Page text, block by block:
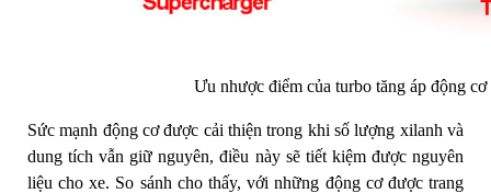
Ưu nhược điểm của turbo tăng áp động cơ
Sức mạnh động cơ được cải thiện trong khi số lượng xilanh và
dung tích vẫn giữ nguyên, điều này sẽ tiết kiệm được nguyên
liệu cho xe. So sánh cho thấy, với những động cơ được trang